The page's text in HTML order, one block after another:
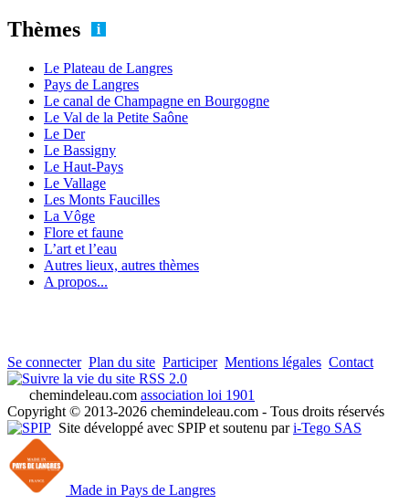
Thèmes
Le Plateau de Langres
Pays de Langres
Le canal de Champagne en Bourgogne
Le Val de la Petite Saône
Le Der
Le Bassigny
Le Haut-Pays
Le Vallage
Les Monts Faucilles
La Vôge
Flore et faune
L’art et l’eau
Autres lieux, autres thèmes
A propos...
Se connecter Plan du site Participer Mentions légales Contact
RSS 2.0
chemindeleau.com association loi 1901
Copyright © 2013-2026 chemindeleau.com - Tous droits réservés
Site développé avec SPIP et soutenu pari-Tego SAS
Made in Pays de Langres